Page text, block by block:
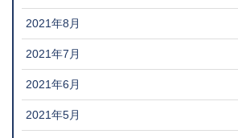
2021年8月
2021年7月
2021年6月
2021年5月